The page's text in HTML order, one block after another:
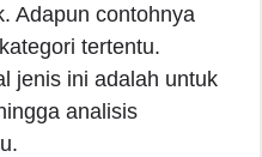
Adapun contohnya
tertentu.
jenis ini adalah untuk
analisis